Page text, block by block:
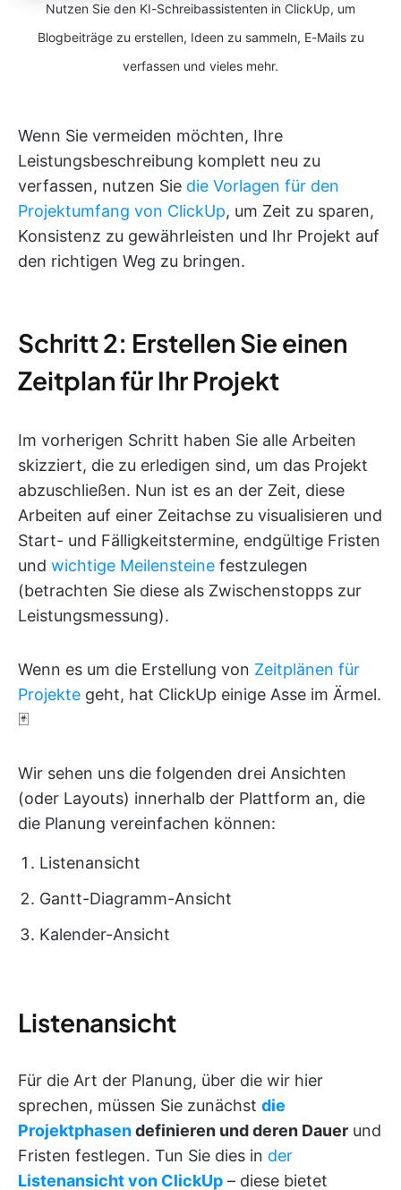
Nutzen Sie den KI-Schreibassistenten in ClickUp, um
Blogbeiträge zu erstellen, Ideen zu sammeln, E-Mails zu
verfassen und vieles mehr.
Wenn Sie vermeiden möchten, Ihre
Leistungsbeschreibung komplett neu zu
verfassen, nutzen Sie die Vorlagen für den
Projektumfang von ClickUp, um Zeit zu sparen,
Konsistenz zu gewährleisten und Ihr Projekt auf
den richtigen Weg zu bringen.
Schritt 2: Erstellen Sie einen
Zeitplan für Ihr Projekt
Im vorherigen Schritt haben Sie alle Arbeiten
skizziert, die zu erledigen sind, um das Projekt
abzuschließen. Nun ist es an der Zeit, diese
Arbeiten auf einer Zeitachse zu visualisieren und
Start- und Fälligkeitstermine, endgültige Fristen
und wichtige Meilensteine festzulegen
(betrachten Sie diese als Zwischenstopps zur
Leistungsmessung).
Wenn es um die Erstellung von Zeitplänen für
Projekte geht, hat ClickUp einige Asse im Ärmel.
🃏
Wir sehen uns die folgenden drei Ansichten
(oder Layouts) innerhalb der Plattform an, die
die Planung vereinfachen können:
Listenansicht
Gantt-Diagramm-Ansicht
Kalender-Ansicht
Listenansicht
Für die Art der Planung, über die wir hier
sprechen, müssen Sie zunächst die
Projektphasendefinieren und deren Dauer und
Fristen festlegen. Tun Sie dies in der
Listenansicht von ClickUp – diese bietet